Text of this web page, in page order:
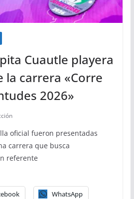
Cuautle playera
la carrera «Corre
2026»
oficial fueron presentadas
carrera que busca
referente
WhatsApp